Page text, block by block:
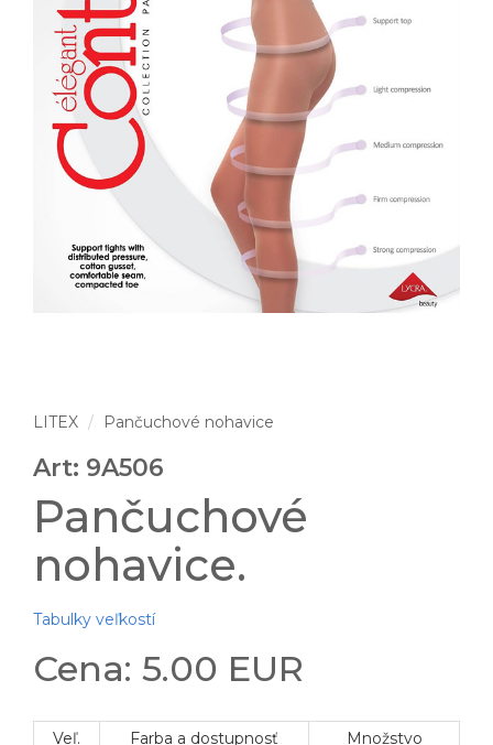
LITEX Pančuchové nohavice
Art: 9A506
Pančuchové
nohavice.
Tabulky veľkostí
Cena: 5.00 EUR
Veľ. Farba a dostupnosť Množstvo